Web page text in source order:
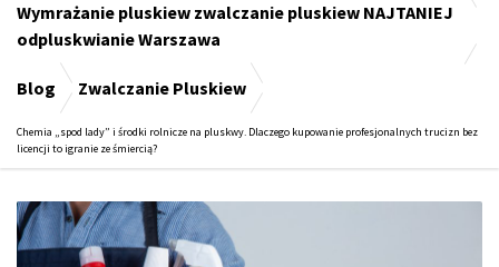
Wymrażanie pluskiew zwalczanie pluskiew NAJTANIEJ
odpluskwianie Warszawa
Blog Zwalczanie Pluskiew
Chemia „spod lady” i środki rolnicze na pluskwy. Dlaczego kupowanie profesjonalnych trucizn bez
licencji to igranie ze śmiercią?